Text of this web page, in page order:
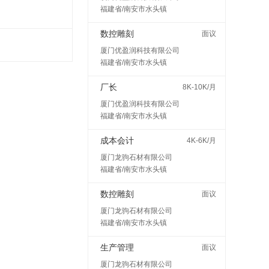
福建省/南安市水头镇
数控雕刻
面议
厦门优盈润科技有限公司
福建省/南安市水头镇
厂长
8K-10K/月
厦门优盈润科技有限公司
福建省/南安市水头镇
成本会计
4K-6K/月
厦门龙驹石材有限公司
福建省/南安市水头镇
数控雕刻
面议
厦门龙驹石材有限公司
福建省/南安市水头镇
生产管理
面议
厦门龙驹石材有限公司